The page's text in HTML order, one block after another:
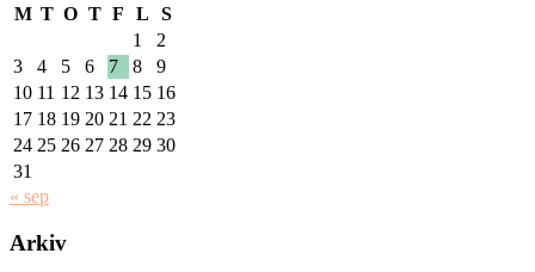
M T O T F L
S
1
2
3
4 5 6 7 8
9
10 11 12 13 14 15 16
17 18 19 20 21 22 23
24 25 26 27 28 29 30
31
« sep
Arkiv